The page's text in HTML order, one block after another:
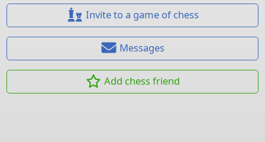
Invite to a game of chess
Messages
Add chess friend